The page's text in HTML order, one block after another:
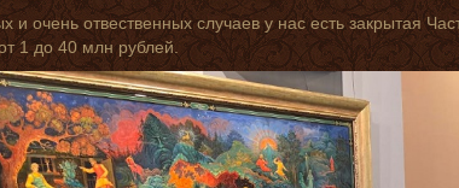
и очень отвественных случаев у нас есть закрытая
1 до 40 млн рублей.